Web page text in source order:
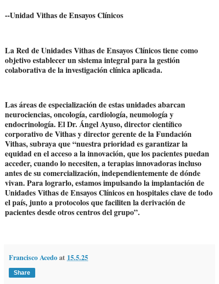
--Unidad Vithas de Ensayos Clínicos
La Red de Unidades Vithas de Ensayos Clínicos tiene como
objetivo establecer un sistema integral para la gestión
colaborativa de la investigación clínica aplicada.
Las áreas de especialización de estas unidades abarcan
neurociencias, oncología, cardiología, neumología y
endocrinología. El Dr. Ángel Ayuso, director científico
corporativo de Vithas y director gerente de la Fundación
Vithas, subraya que “nuestra prioridad es garantizar la
equidad en el acceso a la innovación, que los pacientes puedan
acceder, cuando lo necesiten, a terapias innovadoras incluso
antes de su comercialización, independientemente de dónde
vivan. Para lograrlo, estamos impulsando la implantación de
Unidades Vithas de Ensayos Clínicos en hospitales clave de todo
el país, junto a protocolos que faciliten la derivación de
pacientes desde otros centros del grupo”.
Francisco Acedoat15.5.25
Share